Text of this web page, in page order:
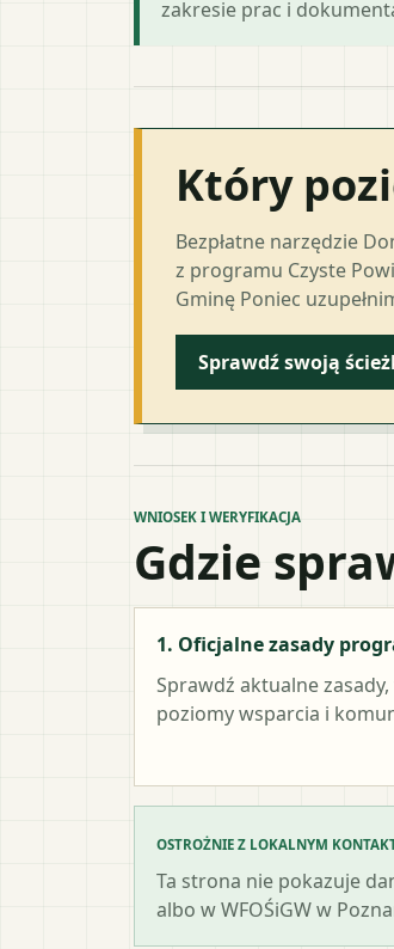
zakresie prac i
Który
Bezpłatne narzędzie
z programu Czyste
Gminę Poniec
Sprawdź swoją
WNIOSEK I WERYFIKACJA
Gdzie
1. Oficjalne zasady
Sprawdź aktualne
poziomy wsparcia i
OSTROŻNIE Z LOKALNYM
Ta strona nie pokazuje
albo w WFOŚiGW w